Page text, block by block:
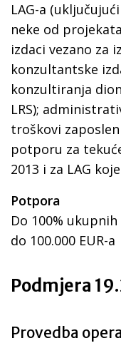
LAG-a
neke od
izdaci vezano za
konzultantske
konzultiranja
LRS);
troškovi
potporu za
2013 i za LAG
Potpora
Do 100%
do 100.000 EUR-a
Podmjera
Provedba